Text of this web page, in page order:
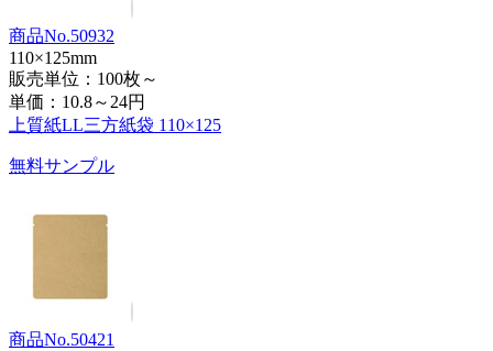
商品No.50932
110×125mm
販売単位：100枚～
単価： 10.8～24円
上質紙LL三方紙袋 110×125
無料サンプル
商品No.50421